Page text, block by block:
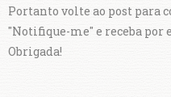
Portanto volte ao post para
"Notifique-me" e receba por
Obrigada!